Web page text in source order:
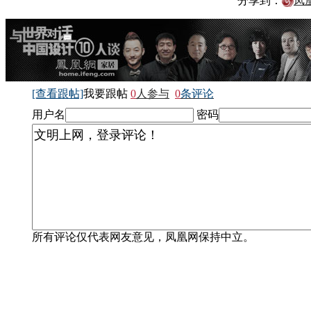
[查看跟帖]我要跟帖 0人参与 0条评论
用户名
密码
所有评论仅代表网友意见，凤凰网保持中立。